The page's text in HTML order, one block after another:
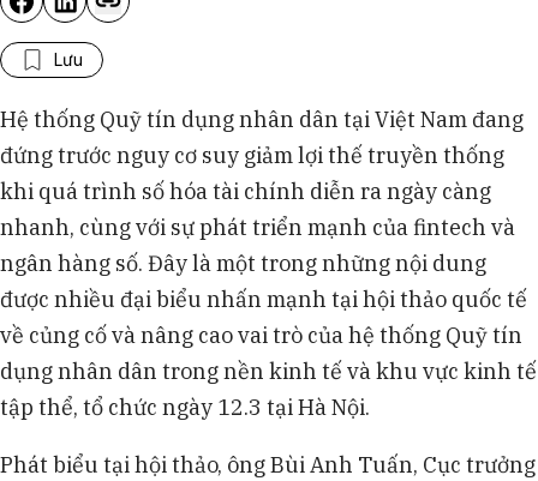
Lưu
Hệ thống Quỹ tín dụng nhân dân tại Việt Nam đang
đứng trước nguy cơ suy giảm lợi thế truyền thống
khi quá trình số hóa tài chính diễn ra ngày càng
nhanh, cùng với sự phát triển mạnh của fintech và
ngân hàng số. Đây là một trong những nội dung
được nhiều đại biểu nhấn mạnh tại hội thảo quốc tế
về củng cố và nâng cao vai trò của hệ thống Quỹ tín
dụng nhân dân trong nền kinh tế và khu vực kinh tế
tập thể, tổ chức ngày 12.3 tại Hà Nội.
Phát biểu tại hội thảo, ông Bùi Anh Tuấn, Cục trưởng